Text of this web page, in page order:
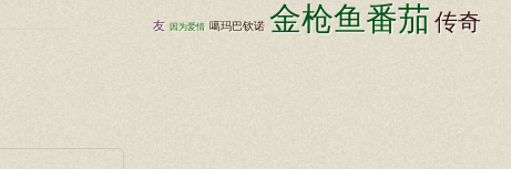
友 因为爱情 噶玛巴钦诺 金枪鱼番茄传奇